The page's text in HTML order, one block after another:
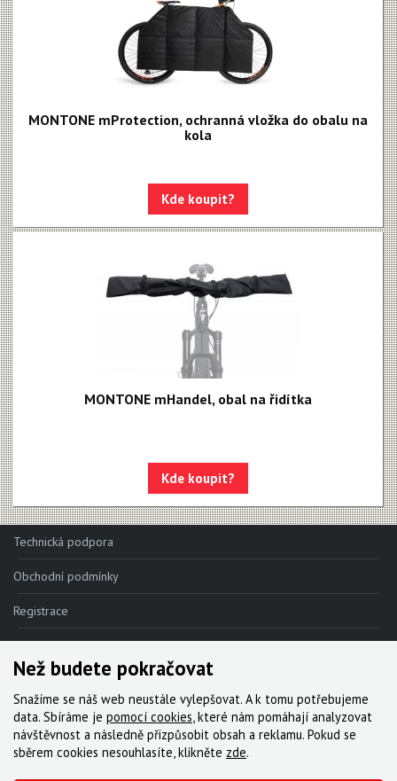
MONTONE mProtection, ochranná vložka do obalu na
kola
Kde koupit?
MONTONE mHandel, obal na řidítka
Kde koupit?
Technická podpora
Obchodní podmínky
Registrace
Reklamace
Kde nakoupit
Kontakt
Servis
Než budete pokračovat
Snažíme se náš web neustále vylepšovat. A k tomu potřebujeme
data. Sbíráme je pomocí cookies, které nám pomáhají analyzovat
návštěvnost a následně přizpůsobit obsah a reklamu. Pokud se
sběrem cookies nesouhlasíte, klikněte zde.